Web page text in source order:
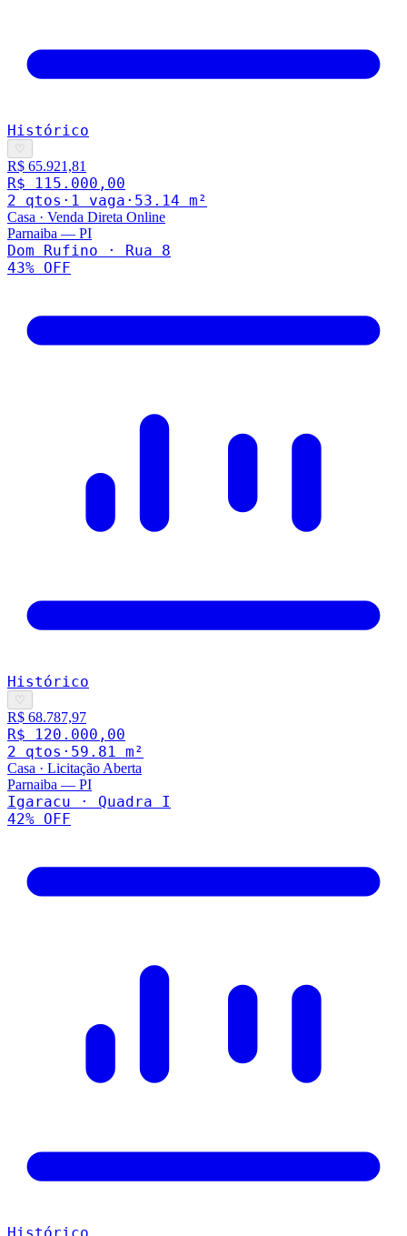
Histórico
♡
R$ 65.921,81
R$ 115.000,00
2 qtos · 1 vaga · 53.14 m²
Casa · Venda Direta Online
Parnaiba — PI
Dom Rufino · Rua 8
43% OFF
Histórico
♡
R$ 68.787,97
R$ 120.000,00
2 qtos · 59.81 m²
Casa · Licitação Aberta
Parnaiba — PI
Igaracu · Quadra I
42% OFF